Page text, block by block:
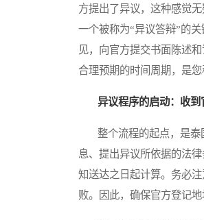
方提出了异议，这种感觉
一个被称为“异议答辩”的关
见，向官方提交书面陈述
合理预期的时间周期，是
异议程序的启动：收到
整个流程的起点，是泰
息、提出异议所依据的法
知送达之日起计算。务必
败。因此，确保官方登记